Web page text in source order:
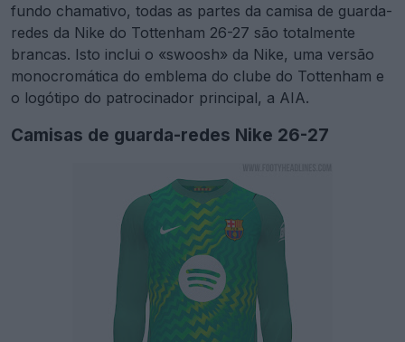
fundo chamativo, todas as partes da camisa de guarda-
redes da Nike do Tottenham 26-27 são totalmente
brancas. Isto inclui o «swoosh» da Nike, uma versão
monocromática do emblema do clube do Tottenham e
o logótipo do patrocinador principal, a AIA.
Camisas de guarda-redes Nike 26-27